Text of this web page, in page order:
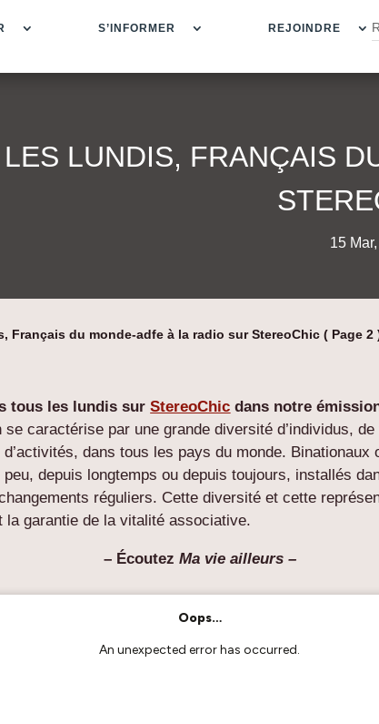
S’INFORMER REJOINDRE
LUNDIS, FRANÇAIS
15
Français du monde-adfe à la radio sur StereoChic ( Page 2
tous les lundis surStereoChic dans notre
caractérise par une grande diversité d’individus,
dans tous les pays du monde. Binationaux
depuis longtemps ou depuis toujours, installés
réguliers. Cette diversité et cette
la garantie de la vitalité associative.
– Écoutez Ma vie ailleurs –